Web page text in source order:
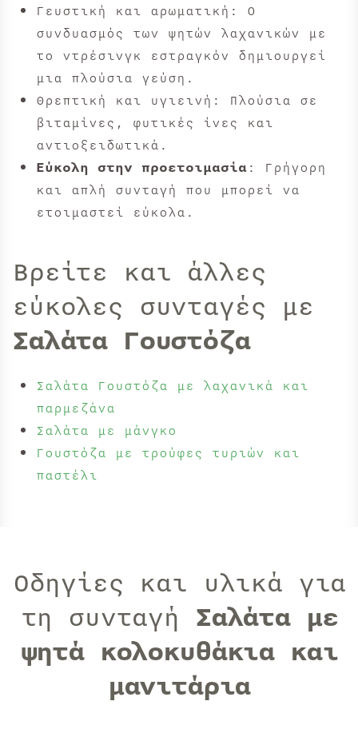
Γευστική και αρωματική: Ο
συνδυασμός των ψητών λαχανικών με
το ντρέσινγκ εστραγκόν δημιουργεί
μια πλούσια γεύση.
Θρεπτική και υγιεινή: Πλούσια σε
βιταμίνες, φυτικές ίνες και
αντιοξειδωτικά.
Εύκολη στην προετοιμασία: Γρήγορη
και απλή συνταγή που μπορεί να
ετοιμαστεί εύκολα.
Βρείτε και άλλες
εύκολες συνταγές με
Σαλάτα Γουστόζα
Σαλάτα Γουστόζα με λαχανικά και
παρμεζάνα
Σαλάτα με μάνγκο
Γουστόζα με τρούφες τυριών και
παστέλι
Οδηγίες και υλικά για
τη συνταγή Σαλάτα με
ψητά κολοκυθάκια και
μανιτάρια